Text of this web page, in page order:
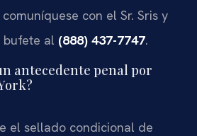
con el Sr. Sris y
bufete al (888) 437-7747.
antecedente penal por
el sellado condicional de